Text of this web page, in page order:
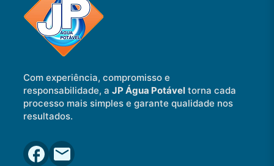
Com experiência, compromisso e
responsabilidade, aJP Água Potável torna cada
processo mais simples e garante qualidade nos
resultados.